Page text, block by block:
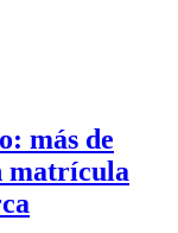
más de
matrícula